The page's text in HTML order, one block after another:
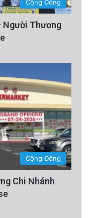
Cộng Đồng
Người Thương
Cộng Đồng
Chi Nhánh